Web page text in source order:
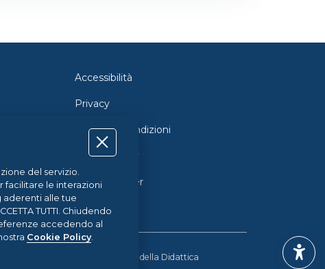
Accessibilità
Privacy
Termini e Condizioni
Cookie Policy
Cookie Center
Sperimentazione e la Diffusione della Didattica
del servizio.
facilitare le interazioni
aderenti alle tue
TUTTI. Chiudendo
accedendo al
Cookie Policy.